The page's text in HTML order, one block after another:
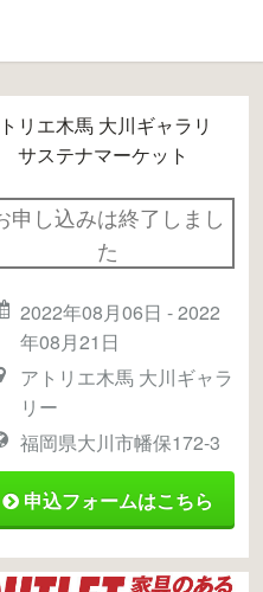
リエ木馬 大川ギャラリ
サステナマーケット
申し込みは終了しまし
た
2022年08月06日 -2022
年08月21日
アトリエ木馬 大川ギャラ
リー
福岡県大川市幡保172-3
申込フォームはこちら